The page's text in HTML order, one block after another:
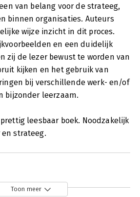
van belang voor de strateeg,
binnen organisaties. Auteurs
wijze inzicht in dit proces.
en een duidelijk
zij de lezer bewust te worden van
kijken en het gebruik van
bij verschillende werk- en/of
bijzonder leerzaam.
leesbaar boek. Noodzakelijk
strateeg.
Toon meer